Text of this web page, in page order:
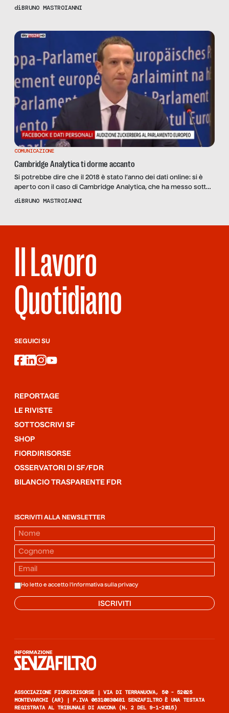
i litigi in dispute felici.
diBRUNO MASTROIANNI
COMUNICAZIONE
Cambridge Analytica ti dorme accanto
Si potrebbe dire che il 2018 è stato l’anno dei dati online: si è
aperto con il caso di Cambridge Analytica, che ha messo sotto
accusa Facebook per la gestione dei dati personali, e si chiude
diBRUNO MASTROIANNI
Il Lavoro
Quotidiano
SEGUICI SU
facebook
linkedin
instagram
youtube
REPORTAGE
LE RIVISTE
SOTTOSCRIVI SF
SHOP
FIORDIRISORSE
OSSERVATORI DI SF/FDR
BILANCIO TRASPARENTE FDR
ISCRIVITI ALLA NEWSLETTER
Ho letto e accetto l'informativa sulla privacy
ISCRIVITI
ASSOCIAZIONE FIORDIRISORSE | VIA DI TERRANUOVA, 50 - 52025
MONTEVARCHI (AR) | P.IVA 06310830481 SENZAFILTRO È UNA TESTATA
REGISTRATA AL TRIBUNALE DI ANCONA (N. 2 DEL 9-1-2015)